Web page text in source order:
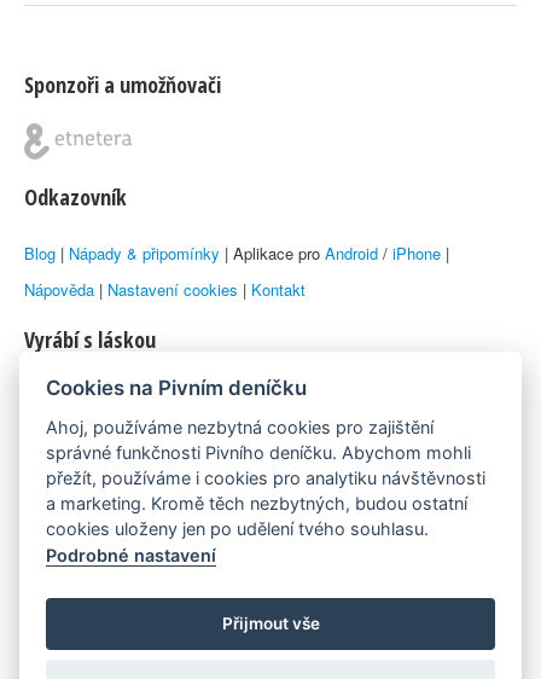
Sponzoři a umožňovači
Odkazovník
Blog | Nápady & připomínky | Aplikace pro Android / iPhone |
Nápověda | Nastavení cookies | Kontakt
Vyrábí s láskou
© 2010–2026 byLukáš Zemanaka Emka
Máme rádi
Pivní.info
Poznámka pod čarou
Pivní deníček je nezávislý zdroj, který není spjat s žádným
konkrétním pivovarem ani restaurací. Názory uživatelů nemusí nutně
Cookies na Pivním deníčku
Ahoj, používáme nezbytná cookies pro zajištění
správné funkčnosti Pivního deníčku. Abychom mohli
přežít, používáme i cookies pro analytiku návštěvnosti
a marketing. Kromě těch nezbytných, budou ostatní
cookies uloženy jen po udělení tvého souhlasu.
Podrobné nastavení
Přijmout vše